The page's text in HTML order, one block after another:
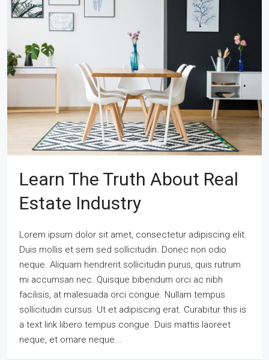
Learn The Truth About Real
Estate Industry
Lorem ipsum dolor sit amet, consectetur adipiscing elit.
Duis mollis et sem sed sollicitudin. Donec non odio
neque. Aliquam hendrerit sollicitudin purus, quis rutrum
mi accumsan nec. Quisque bibendum orci ac nibh
facilisis, at malesuada orci congue. Nullam tempus
sollicitudin cursus. Ut et adipiscing erat. Curabitur this is
a text link libero tempus congue. Duis mattis laoreet
neque, et ornare neque...